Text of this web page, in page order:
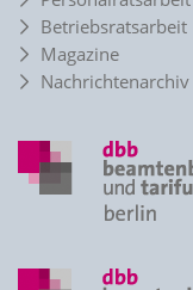
Betriebsratsarbeit
Magazine
Nachrichtenarchiv